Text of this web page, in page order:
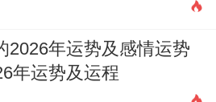
，感情运佳，利于关系稳
注意肾水与泌尿为你，
的方法处理公务，能树
2026年运势及感情运势
年运势及运程